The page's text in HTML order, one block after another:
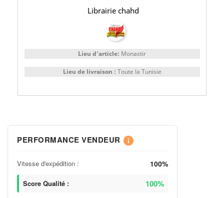
Librairie chahd
Lieu d'article: Monastir
Lieu de livraison : Toute la Tunisie
PERFORMANCE VENDEUR info
Vitesse d'expédition : 100%
Score Qualité : 100%